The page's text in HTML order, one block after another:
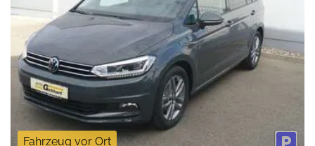
Fahrzeug vor Ort